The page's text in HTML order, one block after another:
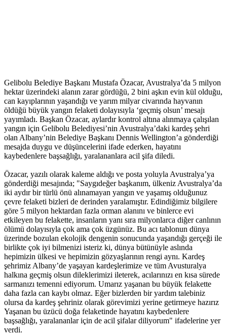
Gelibolu Belediye Başkanı Mustafa Özacar, Avustralya’da 5 milyon
hektar üzerindeki alanın zarar gördüğü, 2 bini aşkın evin kül olduğu,
can kayıplarının yaşandığı ve yarım milyar civarında hayvanın
öldüğü büyük yangın felaketi dolayısıyla ‘geçmiş olsun’ mesajı
yayımladı. Başkan Özacar, aylardır kontrol altına alınmaya çalışılan
yangın için Gelibolu Belediyesi’nin Avustralya’daki kardeş şehri
olan Albany’nin Belediye Başkanı Dennis Wellington’a gönderdiği
mesajda duygu ve düşüncelerini ifade ederken, hayatını
kaybedenlere başsağlığı, yaralananlara acil şifa diledi.
Özacar, yazılı olarak kaleme aldığı ve posta yoluyla Avustralya’ya
gönderdiği mesajında; "Saygıdeğer başkanım, ülkeniz Avustralya’da
iki aydır bir türlü önü alınamayan yangın ve yaşamış olduğunuz
çevre felaketi bizleri de derinden yaralamıştır. Edindiğimiz bilgilere
göre 5 milyon hektardan fazla orman alanını ve binlerce evi
etkileyen bu felakette, insanların yanı sıra milyonlarca diğer canlının
ölümü dolayısıyla çok ama çok üzgünüz. Bu acı tablonun dünya
üzerinde bozulan ekolojik dengenin sonucunda yaşandığı gerçeği ile
birlikte çok iyi bilmenizi isteriz ki, dünya bütünüyle aslında
hepimizin ülkesi ve hepimizin gözyaşlarının rengi aynı. Kardeş
şehrimiz Albany’de yaşayan kardeşlerimize ve tüm Avusturalya
halkına geçmiş olsun dileklerimizi ileterek, acılarınızı en kısa sürede
sarmanızı temenni ediyorum. Umarız yaşanan bu büyük felakette
daha fazla can kaybı olmaz. Eğer bizlerden bir yardım talebiniz
olursa da kardeş şehriniz olarak görevimizi yerine getirmeye hazırız
Yaşanan bu üzücü doğa felaketinde hayatını kaybedenlere
başsağlığı, yaralananlar için de acil şifalar diliyorum" ifadelerine yer
verdi.